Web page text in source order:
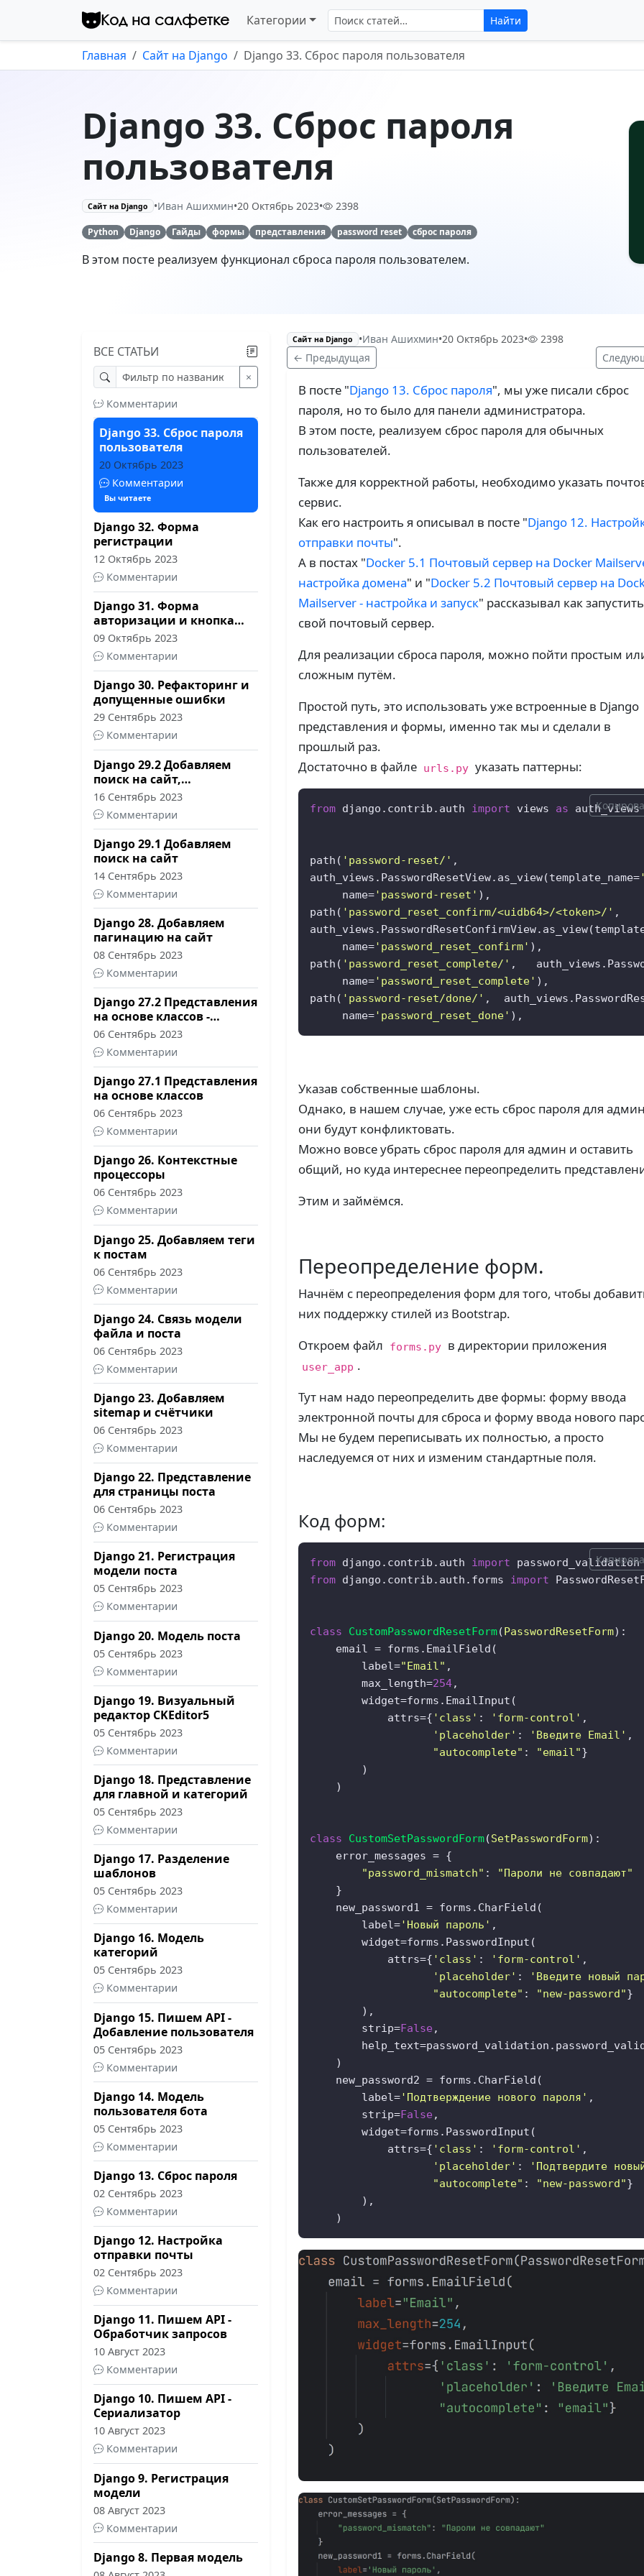
Перейти к контенту
Код на салфетке Категории Поиск по сайту Найти
Главная Сайт на Django Django 33. Сброс пароля пользователя
Django 33. Сброс пароля
пользователя
Сайт на Django •Иван Ашихмин•20 Октябрь 2023• 2398
Python Django Гайды формы представления password reset сброс пароля
В этом посте реализуем функционал сброса пароля пользователем.
Сайт на Django •Иван Ашихмин•20 Октябрь 2023•
2398
← Предыдущая
В посте "Django 13. Сброс пароля", мы уже писали сброс
пароля, но то было для панели администратора.
В этом посте, реализуем сброс пароля для обычных
пользователей.
Также для корректной работы, необходимо указать
сервис.
Как его настроить я описывал в посте "Django 12.
отправки почты".
А в постах "Docker 5.1 Почтовый сервер на Docker
настройка домена" и "Docker 5.2 Почтовый сервер на
Mailserver - настройка и запуск" рассказывал как запустить
свой почтовый сервер.
Для реализации сброса пароля, можно пойти простым
сложным путём.
Простой путь, это использовать уже встроенные в Django
представления и формы, именно так мы и сделали в
прошлый раз.
Достаточно в файле urls.py указать паттерны:
from django.contrib.auth import views as auth_views
path( 'password-reset/' ,
auth_views.PasswordResetView.as_view(template_name=
     name=
'password-reset' ),
path( 'password_reset_confirm/<uidb64>/<token>/' ,
     name=
'password_reset_confirm' ),
path( 'password_reset_complete/' ,
     name=
'password_reset_complete' ),
path( 'password-reset/done/' ,
     name=
'password_reset_done' ),
Указав собственные шаблоны.
Однако, в нашем случае, уже есть сброс пароля для
они будут конфликтовать.
Можно вовсе убрать сброс пароля для админ и оставить
общий, но куда интереснее переопределить
Этим и займёмся.
Переопределение форм.
Начнём с переопределения форм для того, чтобы
них поддержку стилей из Bootstrap.
Откроем файл
forms.py в директории приложения
user_app .
Тут нам надо переопределить две формы: форму ввода
электронной почты для сброса и форму ввода нового
Мы не будем переписывать их полностью, а просто
наследуемся от них и изменим стандартные поля.
Код форм:
from django.contrib.auth import
from django.contrib.auth.forms import
class CustomPasswordResetForm(PasswordResetForm):
    email = forms.EmailField(
        label=
"Email" ,
        max_length=
254,
        widget=forms.EmailInput(
            attrs={
'class' : 'form-control' ,
'placeholder' : 'Введите Email' ,
"autocomplete" : "email"}
        )
    )
class CustomSetPasswordForm(SetPasswordForm):
    error_messages = {
"password_mismatch" :
"Пароли не совпадают"
    }
    new_password1 = forms.CharField(
        label=
'Новый пароль' ,
        widget=forms.PasswordInput(
            attrs={
'class' : 'form-control' ,
'placeholder' : 'Введите новый
"autocomplete" : "new-password"}
        ),
        strip=
False ,
    )
    new_password2 = forms.CharField(
        label=
'Подтверждение нового пароля' ,
        strip=
False ,
        widget=forms.PasswordInput(
            attrs={
'class' : 'form-control' ,
'placeholder' : 'Подтвердите
"autocomplete" : "new-password"}
        ),
    )
ВСЕ СТАТЬИ
×
Django 36. Добавление
постов пользователем
13 Ноябрь 2023
Django 35.2. Расширенный
профиль пользователя -
форма и шаблон
31 Октябрь 2023
Комментарии
профиль пользователя -
модель и сигналы
29 Октябрь 2023
Django 34.1. Простой
профиль пользователя -
страница профиля
23 Октябрь 2023
Комментарии
Django 33. Сброс пароля
пользователя
20 Октябрь 2023
Комментарии
Вы читаете
Django 32. Форма
регистрации
12 Октябрь 2023
Комментарии
Django 31. Форма
авторизации и кнопка
выхода
09 Октябрь 2023
Комментарии
Django 30. Рефакторинг и
допущенные ошибки
29 Сентябрь 2023
Комментарии
Django 29.2 Добавляем
поиск на сайт,
продолжение
16 Сентябрь 2023
Комментарии
Django 29.1 Добавляем
поиск на сайт
14 Сентябрь 2023
Комментарии
Django 28. Добавляем
пагинацию на сайт
08 Сентябрь 2023
Комментарии
Django 27.2 Представления
на основе классов -
Практика
06 Сентябрь 2023
Комментарии
Django 27.1 Представления
на основе классов
06 Сентябрь 2023
Комментарии
Django 26. Контекстные
процессоры
06 Сентябрь 2023
Комментарии
Django 25. Добавляем теги
к постам
06 Сентябрь 2023
Комментарии
Django 24. Связь модели
файла и поста
06 Сентябрь 2023
Комментарии
Django 23. Добавляем
sitemap и счётчики
06 Сентябрь 2023
Комментарии
Django 22. Представление
для страницы поста
06 Сентябрь 2023
Комментарии
Django 21. Регистрация
модели поста
05 Сентябрь 2023
Комментарии
Django 20. Модель поста
05 Сентябрь 2023
Комментарии
Django 19. Визуальный
редактор CKEditor5
05 Сентябрь 2023
Комментарии
Django 18. Представление
для главной и категорий
05 Сентябрь 2023
Комментарии
Django 17. Разделение
шаблонов
05 Сентябрь 2023
Комментарии
Django 16. Модель
категорий
05 Сентябрь 2023
Комментарии
Django 15. Пишем API -
Добавление пользователя
05 Сентябрь 2023
Комментарии
Django 14. Модель
пользователя бота
05 Сентябрь 2023
Комментарии
Django 13. Сброс пароля
02 Сентябрь 2023
Комментарии
Django 12. Настройка
отправки почты
02 Сентябрь 2023
Комментарии
Django 11. Пишем API -
Обработчик запросов
10 Август 2023
Комментарии
Django 10. Пишем API -
Сериализатор
10 Август 2023
Комментарии
Django 9. Регистрация
модели
08 Август 2023
Комментарии
Django 8. Первая модель